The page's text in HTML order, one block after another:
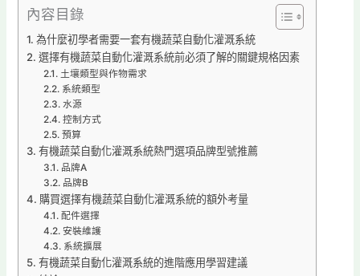
內容目錄
為什麼初學者需要一套有機蔬菜自動化灌溉系統
選擇有機蔬菜自動化灌溉系統前必須了解的關鍵規格因素
土壤類型與作物需求
系統類型
水源
控制方式
預算
有機蔬菜自動化灌溉系統熱門選項品牌型號推薦
品牌A
品牌B
購買選擇有機蔬菜自動化灌溉系統的額外考量
配件選擇
安裝維護
系統擴展
有機蔬菜自動化灌溉系統的進階應用學習建議